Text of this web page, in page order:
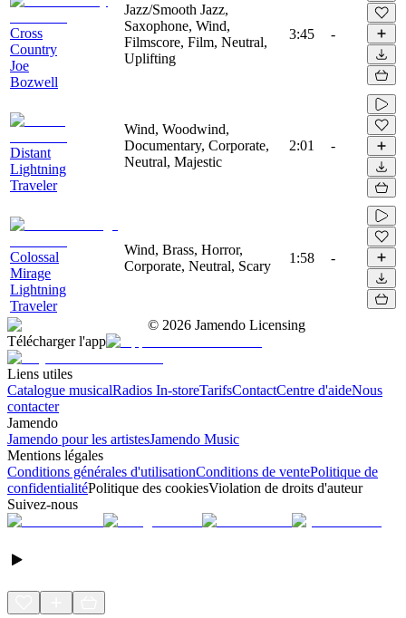
Cross
Country
Joe
Bozwell
Jazz/Smooth Jazz,
Saxophone, Wind,
Filmscore, Film, Neutral,
Uplifting
3:45 -
Distant
Lightning
Traveler
Wind, Woodwind,
Documentary, Corporate,
Neutral, Majestic
2:01 -
Colossal
Mirage
Lightning
Traveler
Wind, Brass, Horror,
Corporate, Neutral, Scary
1:58 -
© 2026 Jamendo Licensing
Télécharger l'app
Liens utiles
Catalogue musicalRadios In-storeTarifsContactCentre d'aideNous
contacter
Jamendo
Jamendo pour les artistesJamendo Music
Mentions légales
Conditions générales d'utilisationConditions de ventePolitique de
confidentialitéPolitique des cookiesViolation de droits d'auteur
Suivez-nous